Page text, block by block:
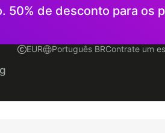
50% de desconto para os
EUR Português BR
Português BR Contrate um